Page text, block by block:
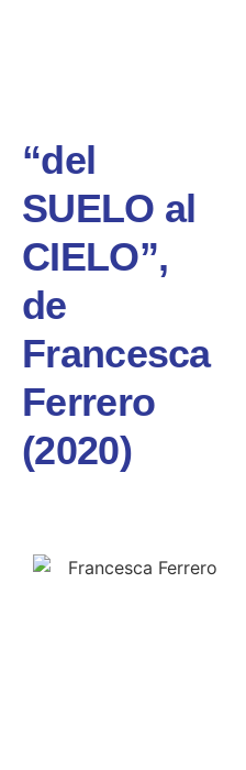
“del
SUELO al
CIELO”,
de
Francesca
Ferrero
(2020)